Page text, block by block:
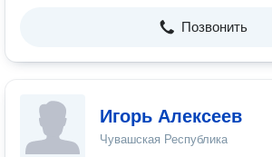
Позвонить
Игорь Алексеев
Чувашская Республика